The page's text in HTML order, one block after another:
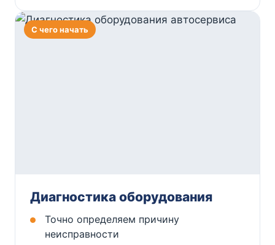
С чего начать
Диагностика оборудования
Точно определяем причину
неисправности